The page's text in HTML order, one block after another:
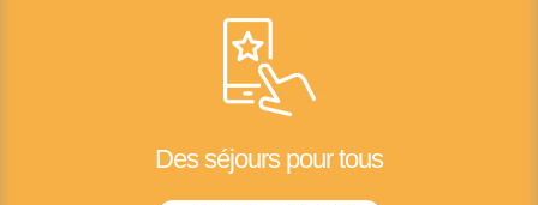
Des séjours pour tous